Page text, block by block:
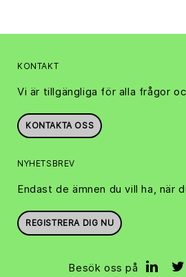
KONTAKT
Vi är tillgängliga för alla frågor
KONTAKTA OSS
NYHETSBREV
Endast de ämnen du vill ha, när
REGISTRERA DIG NU
Besök oss på